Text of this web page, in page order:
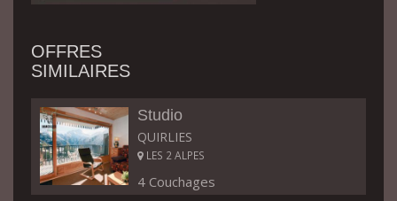
OFFRES
SIMILAIRES
Studio
QUIRLIES
LES 2 ALPES
4 Couchages